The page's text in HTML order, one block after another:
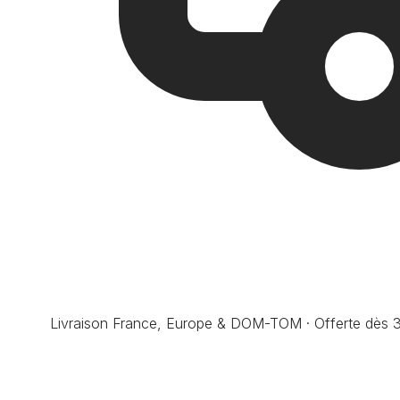
Livraison France, Europe & DOM-TOM · Offerte dès